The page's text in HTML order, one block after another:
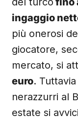
ingaggio
più onerosi
giocatore,
mercato, si
euro.
nerazzurri al
estate si